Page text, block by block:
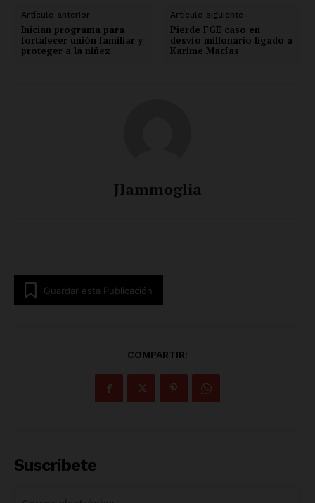
Artículo anterior
Inician programa para
fortalecer unión familiar y
proteger a la niñez
Artículo siguiente
Pierde FGE caso en
desvío millonario ligado a
Karime Macías
Jlammoglia
Guardar esta Publicación
COMPARTIR:
Suscríbete